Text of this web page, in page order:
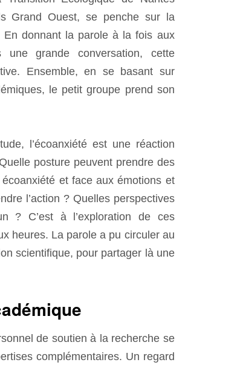
Grand Ouest, se penche sur la
En donnant la parole à la fois aux
une grande conversation, cette
Ensemble, en se basant sur
le petit groupe prend son
l’écoanxiété est une réaction
posture peuvent prendre des
et face aux émotions et
l’action ? Quelles perspectives
? C’est à l’exploration de ces
heures. La parole a pu circuler au
scientifique, pour partager là une
de soutien à la recherche se
complémentaires. Un regard